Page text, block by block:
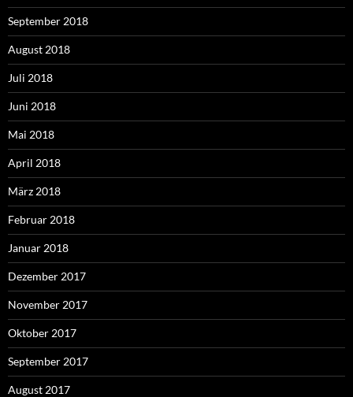
September 2018
August 2018
Juli 2018
Juni 2018
Mai 2018
April 2018
März 2018
Februar 2018
Januar 2018
Dezember 2017
November 2017
Oktober 2017
September 2017
August 2017